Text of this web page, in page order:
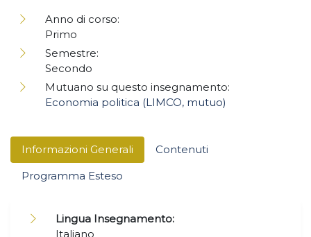
Informazioni Generali
Contenuti
Programma Esteso
Lingua Insegnamento:
Italiano
Anno di corso:
Primo
Semestre:
Secondo
Mutuano su questo insegnamento:
Economia politica (LIMCO, mutuo)